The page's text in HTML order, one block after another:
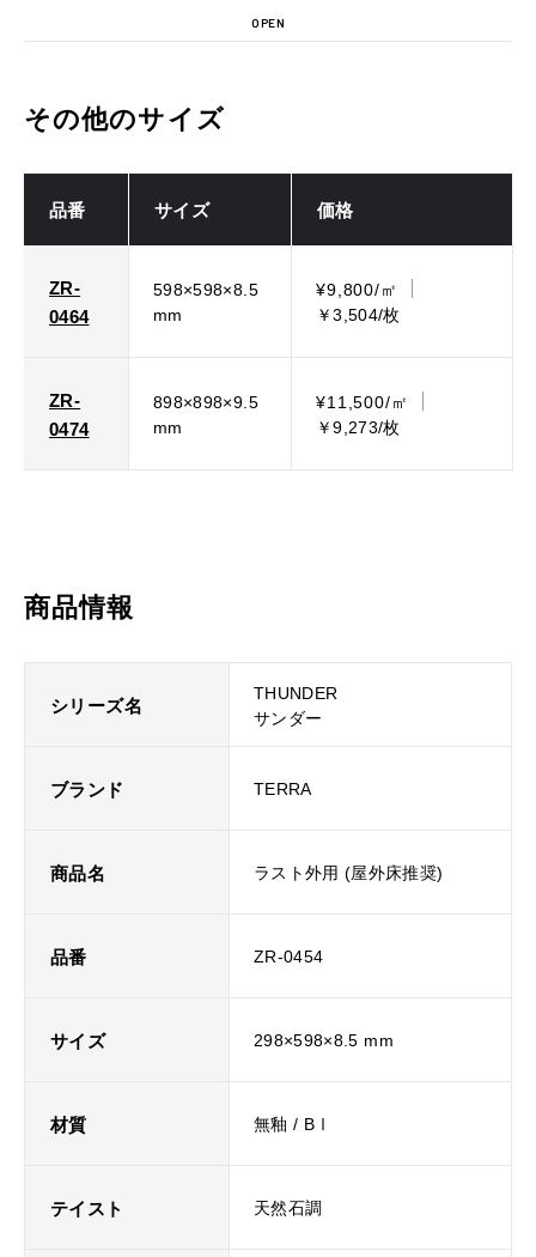
OPEN
その他のサイズ
品番 サイズ 価格
ZR-
0464
598×598×8.5
mm
¥9,800/㎡
￥3,504/枚
ZR-
0474
898×898×9.5
mm
¥11,500/㎡
￥9,273/枚
商品情報
シリーズ名
THUNDER
サンダー
ブランド TERRA
商品名 ラスト外用 (屋外床推奨)
品番 ZR-0454
サイズ 298×598×8.5 mm
材質 無釉 / BⅠ
テイスト 天然石調